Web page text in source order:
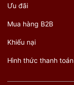
Ưu đãi
Mua hàng B2B
Khiếu nại
Hình thức thanh toán